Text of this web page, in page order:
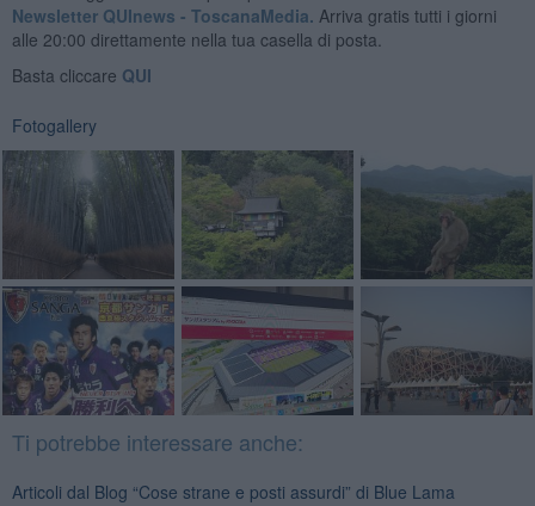
Newsletter QUInews - ToscanaMedia. Arriva gratis tutti i giorni
alle 20:00 direttamente nella tua casella di posta.
Basta cliccare QUI
Fotogallery
Ti potrebbe interessare anche:
Articoli dal Blog “Cose strane e posti assurdi” di Blue Lama